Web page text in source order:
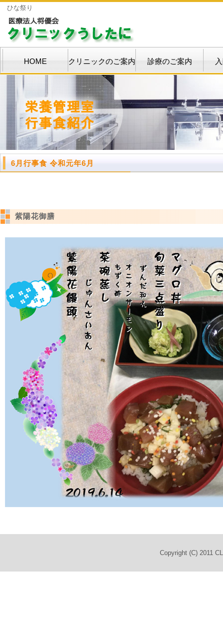
ひな祭り
HOME クリニックのご案内 診療のご案内
6月行事食 令和元年6月
紫陽花御膳
Copyright (C) 2011